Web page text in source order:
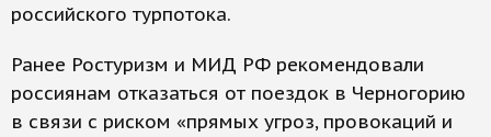
российского турпотока.
Ранее Ростуризм и МИД РФ рекомендовали
россиянам отказаться от поездок в Черногорию
в связи с риском «прямых угроз, провокаций и